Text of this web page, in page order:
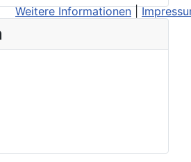
Weitere Informationen|